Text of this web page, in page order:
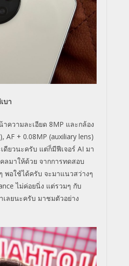
บา
ความละเอียด 8MP และกล้อง
AF + 0.08MP (auxiliary lens)
ดียวนะครับ แต่ก็มีฟีเจอร์ AI มา
ลมาให้ด้วย จากการทดสอบ
พอใช้ได้ครับ จะมาแนวสว่างๆ
ไม่ค่อยนิ่ง แต่รวมๆ กับ
เลยนะครับ มาชมตัวอย่าง